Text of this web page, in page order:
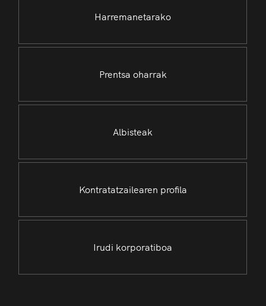
Harremanetarako
Prentsa oharrak
Albisteak
Kontratatzailearen profila
Irudi korporatiboa